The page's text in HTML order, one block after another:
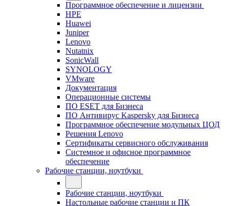
Программное обеспечение и лицензии
HPE
Huawei
Juniper
Lenovo
Nutatnix
SonicWall
SYNOLOGY
VMware
Документация
Операционные системы
ПО ESET для Бизнеса
ПО Антивирус Kaspersky для Бизнеса
Программное обеспечение модульных ЦОД
Решения Lenovo
Сертификаты сервисного обслуживания
Системное и офисное программное
обеспечение
Рабочие станции, ноутбуки
Рабочие станции, ноутбуки
Настольные рабочие станции и ПК